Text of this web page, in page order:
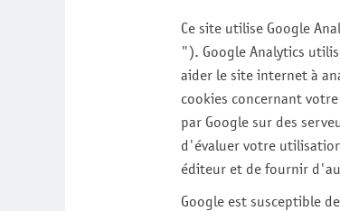
Ce site utilise Google
"). Google Analytics
aider le site internet à
cookies concernant
par Google sur des
d'évaluer votre
éditeur et de fournir
Google est susceptible